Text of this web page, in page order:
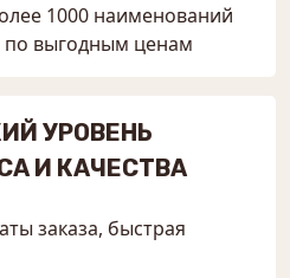
1000 наименований
по выгодным ценам
УРОВЕНЬ
И КАЧЕСТВА
заказа, быстрая